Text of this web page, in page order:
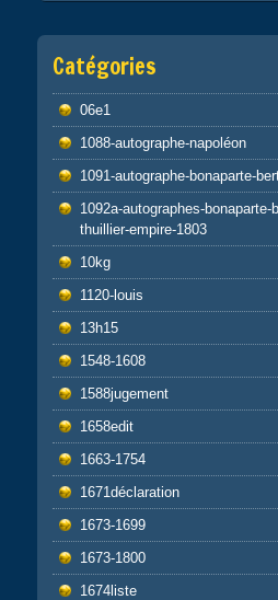
Catégories
06e1
1088-autographe-napoléon
1091-autographe-bonaparte-
1092a-autographes-bonaparte-
thuillier-empire-1803
10kg
1120-louis
13h15
1548-1608
1588jugement
1658edit
1663-1754
1671déclaration
1673-1699
1673-1800
1674liste